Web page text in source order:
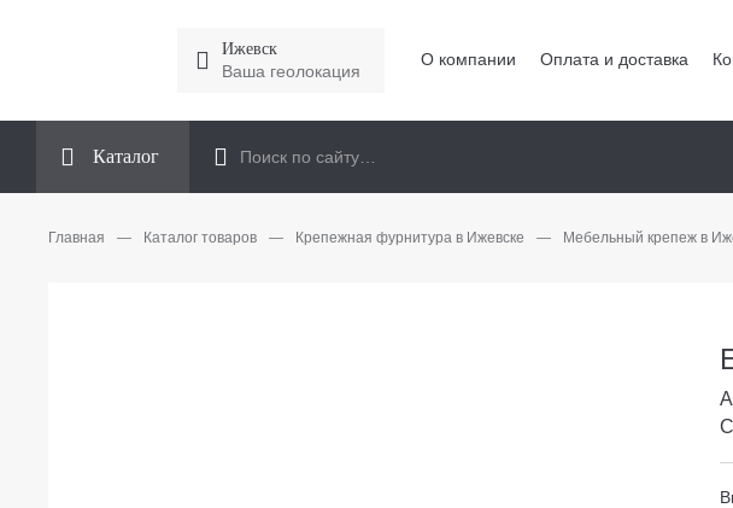
Ижевск
Ваша геолокация
О компании Оплата и доставка
Каталог
Главная — Каталог товаров — Крепежная фурнитура в Ижевске — Мебельный крепеж в